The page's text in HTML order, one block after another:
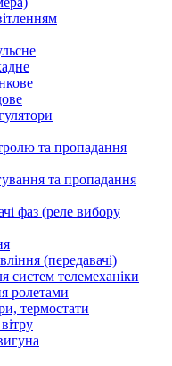
та пропадання
та пропадання
фаз (реле вибору
(передавачі)
систем телемеханіки
ролетами
термостати